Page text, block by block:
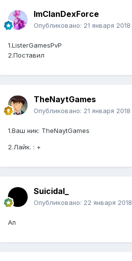
ImClanDexForce
Опубликовано: 21 января 2018
1.ListerGamesPvP
2.Поставил
TheNaytGames
Опубликовано: 21 января 2018
1.Ваш ник: TheNaytGames
2.Лайк. : +
Suicidal_
Опубликовано: 22 января 2018
Ап